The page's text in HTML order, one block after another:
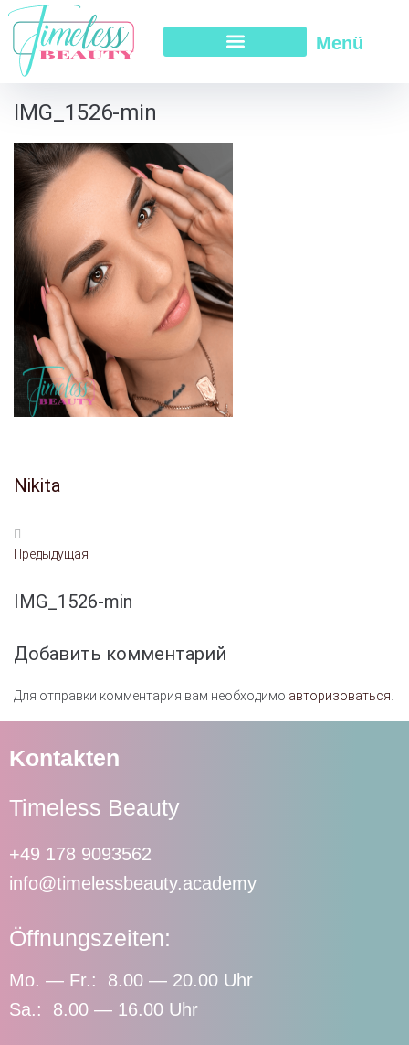
Menü
IMG_1526-min
Nikita
Предыдущая
IMG_1526-min
Добавить комментарий
Для отправки комментария вам необходимо авторизоваться
Kontakten
Timeless Beauty
+49 178 9093562
info@timelessbeauty.academy
Öffnungszeiten:
Mo. — Fr.: 8.00 — 20.00 Uhr
Sa.: 8.00 — 16.00 Uhr